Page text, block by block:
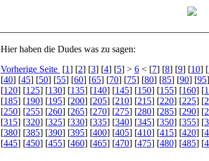
Hier haben die Dudes was zu sagen:
Vorherige Seite [1] [2] [3] [4] [5] > 6 < [7] [8] [9] [10] [
[40] [45] [50] [55] [60] [65] [70] [75] [80] [85] [90] [95
[120] [125] [130] [135] [140] [145] [150] [155] [160] [
[185] [190] [195] [200] [205] [210] [215] [220] [225] [
[250] [255] [260] [265] [270] [275] [280] [285] [290] [
[315] [320] [325] [330] [335] [340] [345] [350] [355] [
[380] [385] [390] [395] [400] [405] [410] [415] [420] [
[445] [450] [455] [460] [465] [470] [475] [480] [485] [